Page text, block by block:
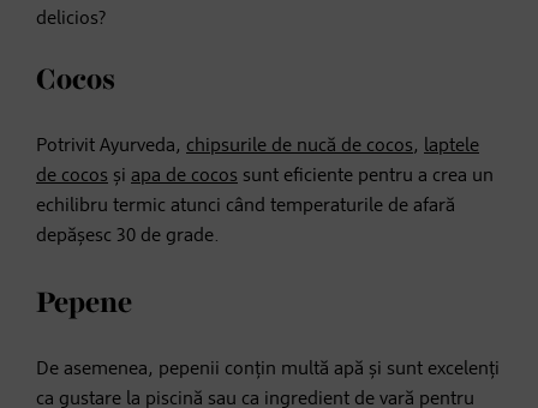
delicios?
Cocos
Potrivit Ayurveda, chipsurile de nucă de cocos, laptele
de cocos și apa de cocos sunt eficiente pentru a crea un
echilibru termic atunci când temperaturile de afară
depășesc 30 de grade.
Pepene
De asemenea, pepenii conțin multă apă și sunt excelenți
ca gustare la piscină sau ca ingredient de vară pentru